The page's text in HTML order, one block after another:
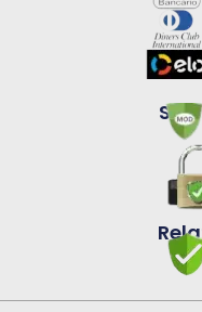
Site